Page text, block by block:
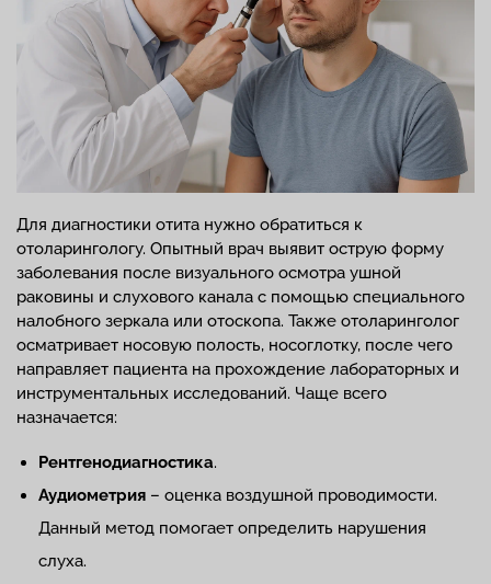
Для диагностики отита нужно обратиться к
отоларингологу. Опытный врач выявит острую форму
заболевания после визуального осмотра ушной
раковины и слухового канала с помощью специального
налобного зеркала или отоскопа. Также отоларинголог
осматривает носовую полость, носоглотку, после чего
направляет пациента на прохождение лабораторных и
инструментальных исследований. Чаще всего
назначается:
Рентгенодиагностика.
Аудиометрия – оценка воздушной проводимости.
Данный метод помогает определить нарушения
слуха.